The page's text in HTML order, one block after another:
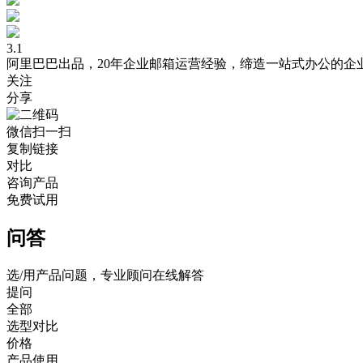
3.1
阿里巴巴出品，20年企业邮箱运营经验，缔造一站式办公的企
关注
分享
微信扫一扫
复制链接
对比
咨询产品
免费试用
问答
选/用产品问题，专业顾问在线解答
提问
全部
选型对比
价格
产品使用